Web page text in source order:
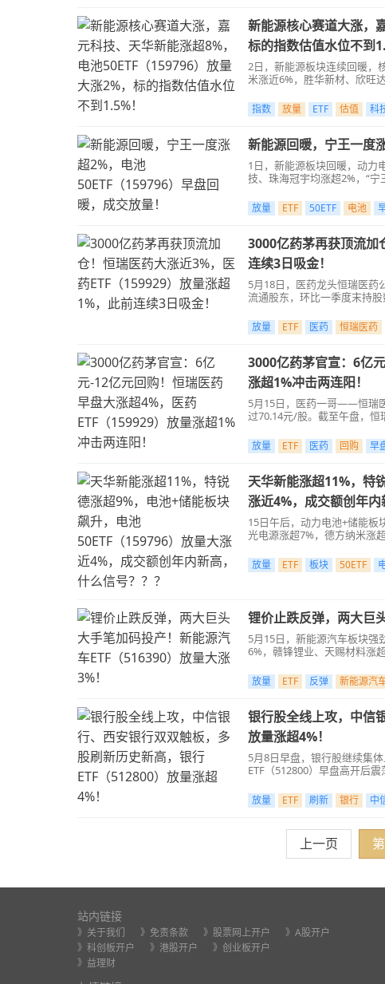
新能源核心赛道大涨，
标的指数估值水位不到
2日，新能源板块连续回暖
米涨近6%，胜华新材、欣旺
指数 放量 ETF 估值 科
新能源回暖，宁王一度
1日，新能源板块回暖，动力
技、珠海冠宇均涨超2%，“
放量 ETF 50ETF 电池
3000亿药茅再获顶流加
连续3日吸金！
5月18日，医药龙头恒瑞医药
流通股东，环比一季度末持股
放量 ETF 医药 恒瑞医药
3000亿药茅官宣：6亿
涨超1%冲击两连阳！
5月15日，医药一哥——恒瑞
过70.14元/股。截至午盘，恒
放量 ETF 医药 回购 早
天华新能涨超11%，特
涨近4%，成交额创年内
15日午后，动力电池+储能板
光电源涨超7%，德方纳米涨
放量 ETF 板块 50ETF
锂价止跌反弹，两大巨
5月15日，新能源汽车板块强
6%，赣锋锂业、天赐材料涨
放量 ETF 反弹 新能源汽
银行股全线上攻，中信
放量涨超4%！
5月8日早盘，银行股继续集
ETF（512800）早盘高开后
放量 ETF 刷新 银行 中
上一页
站内链接
》关于我们 》免责条款 》股票网上开户
》A股开户
》科创板开户
》港股开户
》创业板开户
》益理财